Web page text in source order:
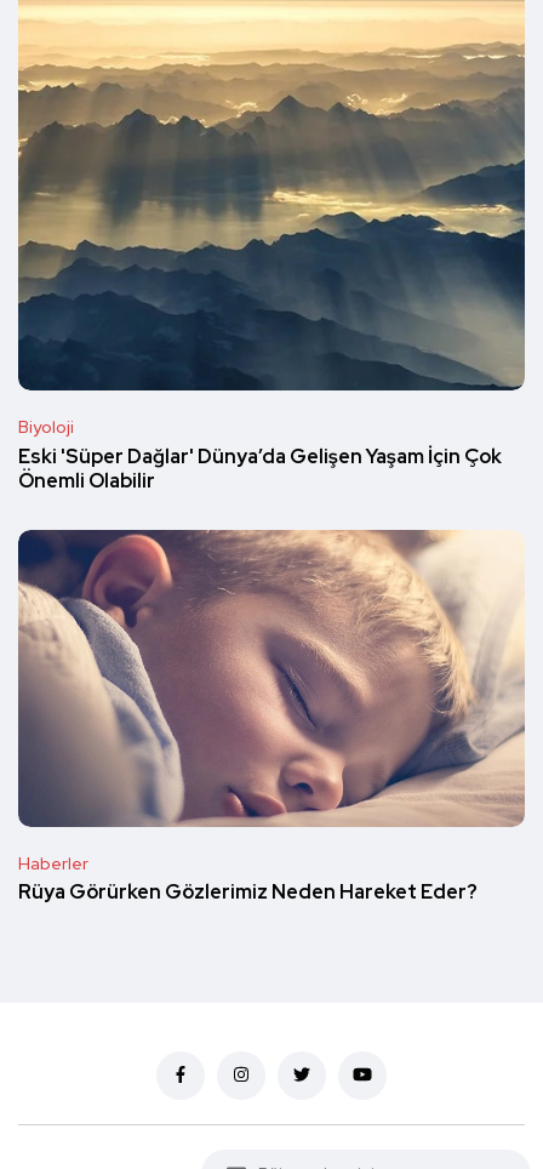
Biyoloji
Eski 'Süper Dağlar' Dünya’da Gelişen Yaşam İçin Çok
Önemli Olabilir
Haberler
Rüya Görürken Gözlerimiz Neden Hareket Eder?